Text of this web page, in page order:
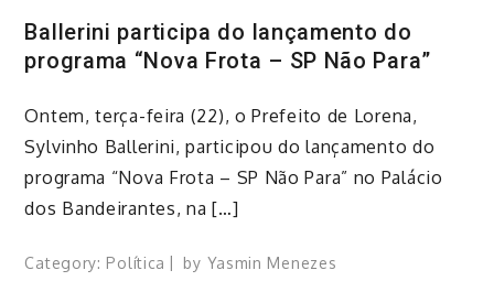
Ballerini participa do lançamento do
programa “Nova Frota – SP Não Para”
​Ontem, terça-feira (22), o Prefeito de Lorena,
Sylvinho Ballerini, participou do lançamento do
programa “Nova Frota – SP Não Para” no Palácio
dos Bandeirantes, na […]
Category: Política by Yasmin Menezes